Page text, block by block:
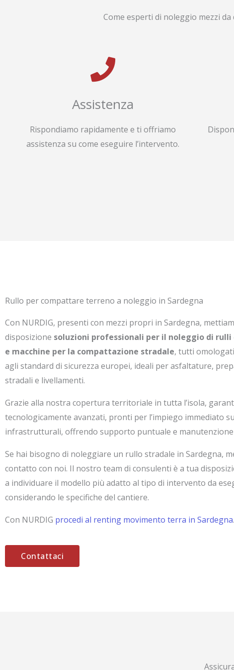
Come esperti di noleggio mezzi
Assistenza
Rispondiamo rapidamente e ti offriamo
assistenza su come eseguire l’intervento.
Rullo per compattare terreno a noleggio in Sardegna
Con NURDIG, presenti con mezzi propri in Sardegna,
disposizione soluzioni professionali per il noleggio di
e macchine per la compattazione stradale, tutti
agli standard di sicurezza europei, ideali per asfaltature,
stradali e livellamenti.
Grazie alla nostra copertura territoriale in tutta l’isola,
tecnologicamente avanzati, pronti per l’impiego immediato
infrastrutturali, offrendo supporto puntuale e manutenzione
Se hai bisogno di noleggiare un rullo stradale in Sardegna,
contatto con noi. Il nostro team di consulenti è a tua
a individuare il modello più adatto al tipo di intervento da
considerando le specifiche del cantiere.
Con NURDIG procedi al renting movimento terra in Sardegna.
Contattaci